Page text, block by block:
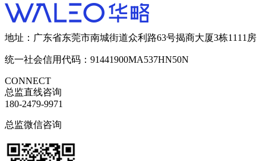
地址：广东省东莞市南城街道众利路63号揭商大厦3栋1111房
统一社会信用代码：91441900MA537HN50N
CONNECT
总监直线咨询
180-2479-9971
总监微信咨询